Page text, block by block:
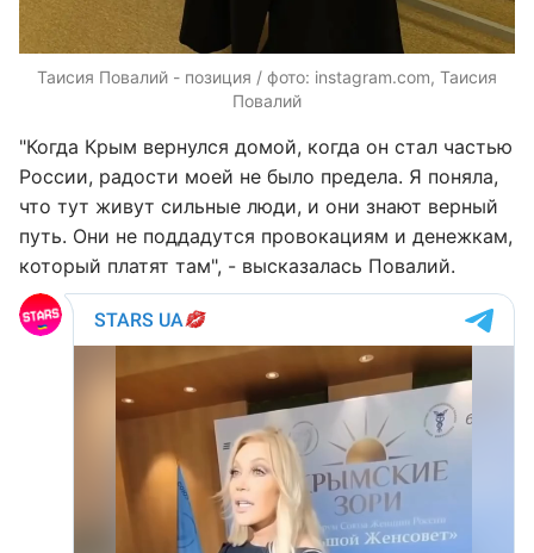
Таисия Повалий - позиция / фото: instagram.com, Таисия
Повалий
"Когда Крым вернулся домой, когда он стал частью
России, радости моей не было предела. Я поняла,
что тут живут сильные люди, и они знают верный
путь. Они не поддадутся провокациям и денежкам,
который платят там", - высказалась Повалий.